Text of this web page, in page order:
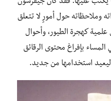
وملاحظاته حول أمورٍ لا تتعلق
كهجرة الطيور، وأحوال
بإفراغ محتوى الرقائق
استخدامها من جديد.